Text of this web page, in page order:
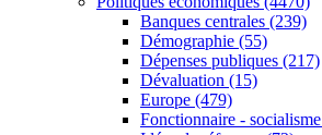
Banques centrales (239)
Démographie (55)
Dépenses publiques (217)
Dévaluation (15)
Europe (479)
Fonctionnaire - socialisme